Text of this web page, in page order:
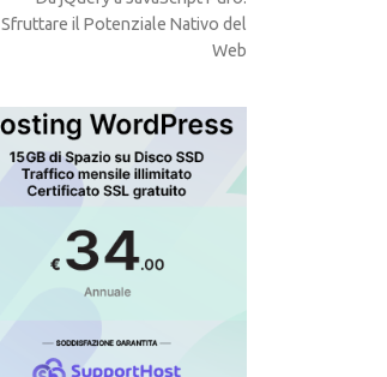
Sfruttare il Potenziale Nativo del
Web